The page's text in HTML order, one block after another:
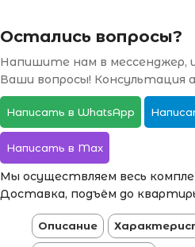
Остались вопросы?
Напишите нам в мессенджер,
Ваши вопросы! Консультация
Написать в WhatsApp
Написать в Max
Мы осуществляем весь
Доставка, подъём до
Описание